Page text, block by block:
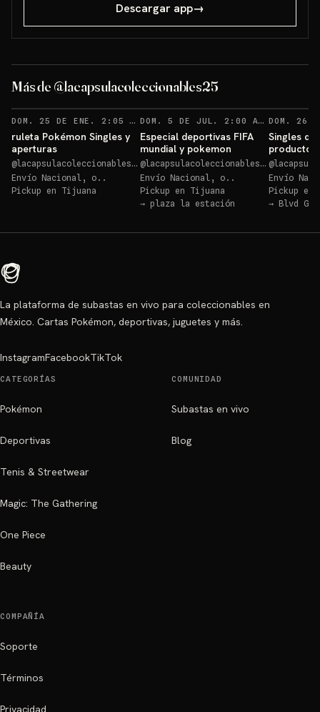
Descargar app→
Más de @lacapsulacoleccionables25
charizard colección
Sorteo: charizard colección especial ex →
DOM. 25 DE ENE. 2:05 AM · 15RECORDATORIOS
ruleta Pokémon Singles y
aperturas
@lacapsulacoleccionables25
Envío Nacional, o..
Pickup en Tijuana
DOM. 5 DE JUL. 2:00 AM ·3
Especial deportivas FIFA
mundial y pokemon
@lacapsulacoleccionables25
Envío Nacional, o..
Pickup en Tijuana
→ plaza la estación
Singles
producto
@
Envío
Pickup en
→ Blvd
La plataforma de subastas en vivo para coleccionables en
México. Cartas Pokémon, deportivas, juguetes y más.
InstagramFacebookTikTok
CATEGORÍAS
Pokémon
Deportivas
Tenis & Streetwear
Magic: The Gathering
One Piece
Beauty
COMUNIDAD
Subastas en vivo
Blog
COMPAÑÍA
Soporte
Términos
Privacidad